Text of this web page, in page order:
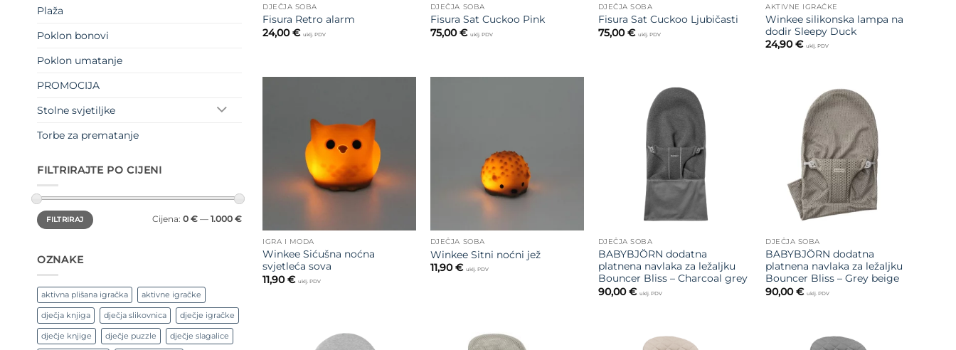
Plaža
Poklon bonovi
Poklon umatanje
PROMOCIJA
Stolne svjetiljke
Torbe za prematanje
FILTRIRAJTE PO CIJENI
Min
cijena
Maks
cijenaFILTRIRAJ Cijena: 0 €— 1.000 €
OZNAKE
aktivna plišana igračka aktivne igračke
dječja knjiga dječja slikovnica dječje igračke
dječje knjige dječje puzzle dječje slagalice
DJEČJA SOBA
Fisura Retro alarm
24,00€ uklj. PDV
DJEČJA SOBA
Fisura Sat Cuckoo Pink
75,00€ uklj. PDV
DJEČJA SOBA
Fisura Sat Cuckoo Ljubičasti
75,00€ uklj. PDV
AKTIVNE IGRAČKE
Winkee silikonska lampa na
dodir Sleepy Duck
24,90€ uklj. PDV
IGRA I MODA
Winkee Sićušna noćna
svjetleća sova
11,90€ uklj. PDV
DJEČJA SOBA
Winkee Sitni noćni jež
11,90€ uklj. PDV
DJEČJA SOBA
BABYBJÖRN dodatna
platnena navlaka za ležaljku
Bouncer Bliss – Charcoal grey
90,00€ uklj. PDV
DJEČJA SOBA
BABYBJÖRN dodatna
platnena navlaka za ležaljku
Bouncer Bliss – Grey beige
90,00€ uklj. PDV